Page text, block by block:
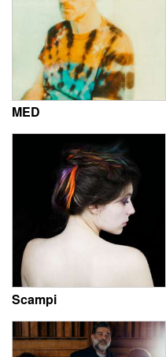
MED
Scampi